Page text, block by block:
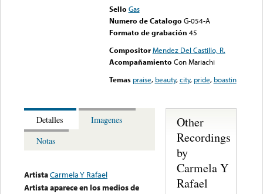
Sello Gas
Numero de Catalogo G-054-A
Formato de grabación 45
Compositor Mendez Del Castillo, R.
Acompañamiento Con Mariachi
Temas praise, beauty,city, pride, boastin
Detalles
Imagenes
Notas
ArtistaCarmela Y Rafael
Artista aparece en los medios de
Other
Recordings
by
Carmela Y
Rafael